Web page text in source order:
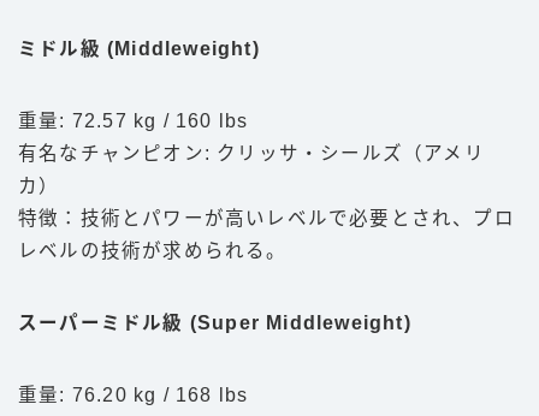
ミドル級 (Middleweight)
重量: 72.57 kg / 160 lbs
有名なチャンピオン: クリッサ・シールズ（アメリ
カ）
特徴：技術とパワーが高いレベルで必要とされ、プロ
レベルの技術が求められる。
スーパーミドル級 (Super Middleweight)
重量: 76.20 kg / 168 lbs